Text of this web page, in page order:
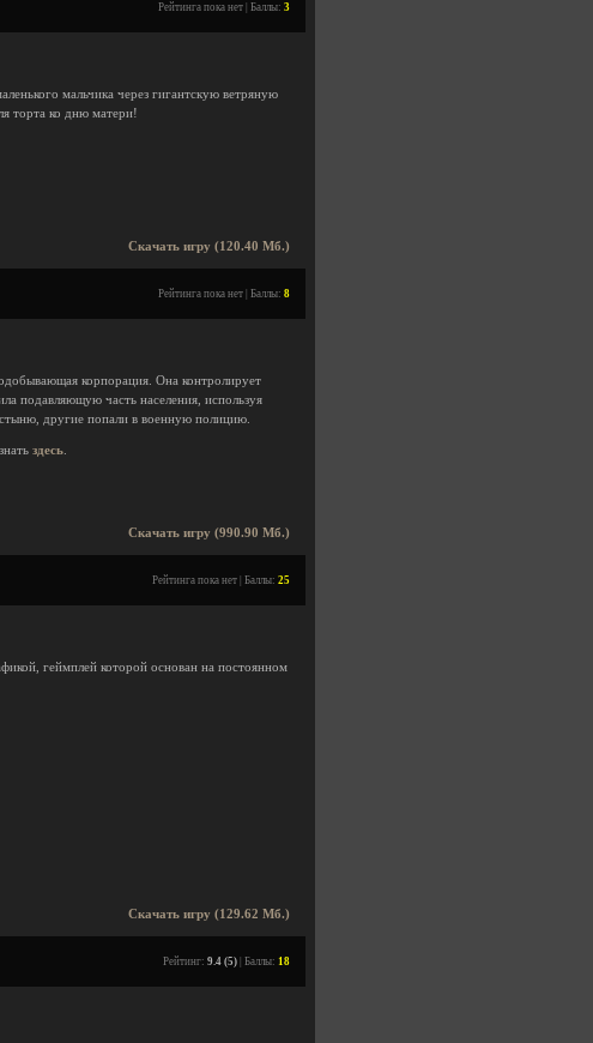
Рейтинга пока нет | Баллы: 3
мальчика через гигантскую ветряную
торта ко дню матери!
Скачать игру (120.40 Мб.)
Рейтинга пока нет | Баллы: 8
корпорация. Она контролирует
подавляющую часть населения, используя
другие попали в военную полицию.
здесь
Скачать игру (990.90 Мб.)
Рейтинга пока нет | Баллы: 25
геймплей которой основан на постоянном
Скачать игру (129.62 Мб.)
Рейтинг: 9.4 (5) | Баллы: 18